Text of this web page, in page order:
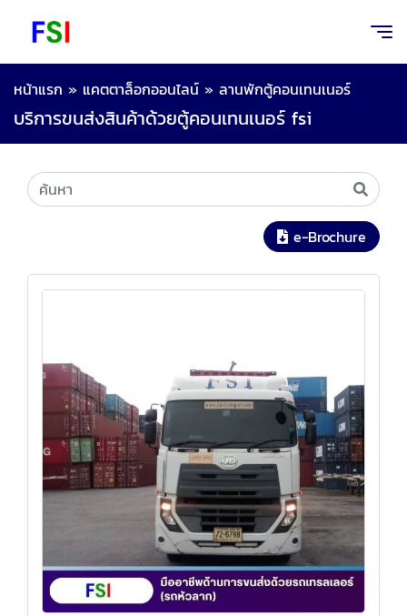
หน้าแรก » แคตตาล็อกออนไลน์ » ลานพักตู้คอนเทนเนอร์
บริการขนส่งสินค้าด้วยตู้คอนเทนเนอร์ fsi
e-Brochure